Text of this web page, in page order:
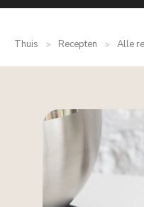
Thuis > Recepten > Alle